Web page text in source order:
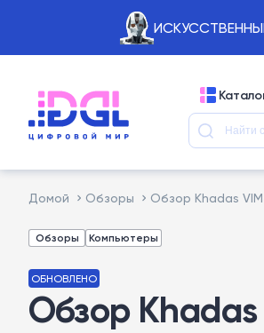
Домой Обзоры Обзор Khadas
Обзоры Компьютеры
ОБНОВЛЕНО
Обзор